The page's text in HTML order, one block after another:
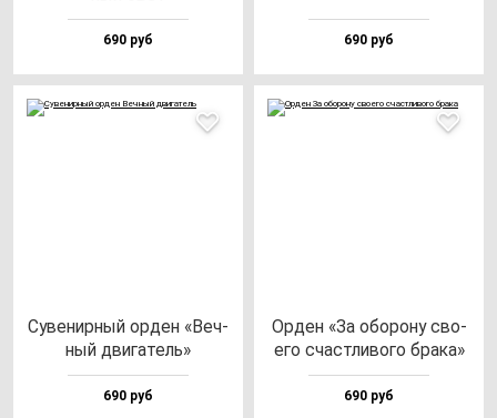
690 руб 690 руб
Суве­нир­ный ор­ден «Веч­
ный дви­га­тель»
690 руб
Орден «За обо­ро­ну сво­
его счас­тли­во­го бра­ка»
690 руб